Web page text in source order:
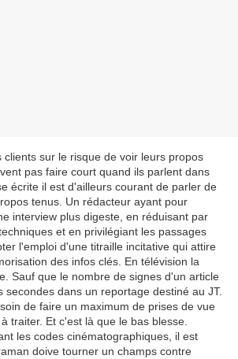
clients sur le risque de voir leurs propos
pas faire court quand ils parlent dans
écrite il est d'ailleurs courant de parler de
tenus. Un rédacteur ayant pour
interview plus digeste, en réduisant par
et en privilégiant les passages
l'emploi d'une titraille incitative qui attire
des infos clés. En télévision la
Sauf que le nombre de signes d'un article
secondes dans un reportage destiné au JT.
de faire un maximum de prises de vue
traiter. Et c'est là que le bas blesse.
les codes cinématographiques, il est
doive tourner un champs contre